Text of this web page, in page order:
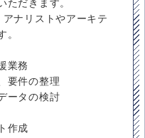
ナリストやアーキテ
業務
要件の整理
ータの検討
作成